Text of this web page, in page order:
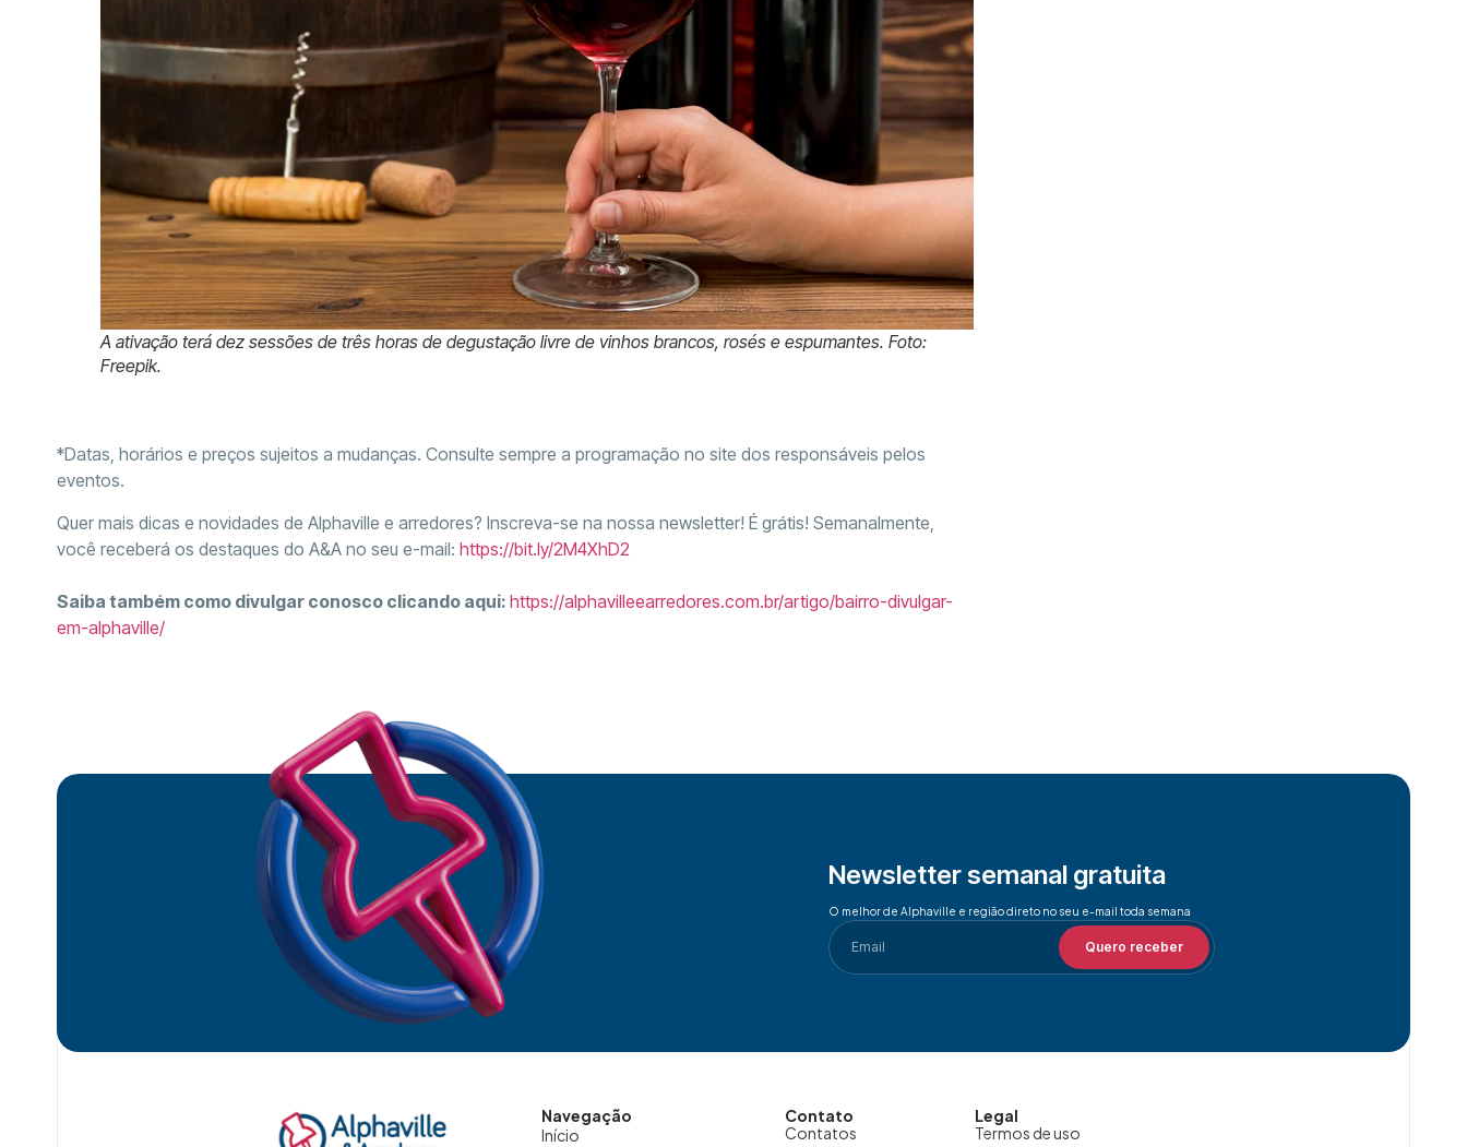
A ativação terá dez sessões de três horas de degustação livre de vinhos brancos, rosés e espumantes. Foto:
Freepik.
*Datas, horários e preços sujeitos a mudanças. Consulte sempre a programação no site dos responsáveis pelos
eventos.
Quer mais dicas e novidades de Alphaville e arredores? Inscreva-se na nossa newsletter! É grátis! Semanalmente,
você receberá os destaques do A&A no seu e-mail: https://bit.ly/2M4XhD2
Saiba também como divulgar conosco clicando aqui: https://alphavilleearredores.com.br/artigo/bairro-divulgar-
em-alphaville/
Newsletter semanal gratuita
O melhor de Alphaville e região direto no seu e-mail toda semana
Quero receber
Navegação
Início
Contato
Contatos
Legal
Termos de uso